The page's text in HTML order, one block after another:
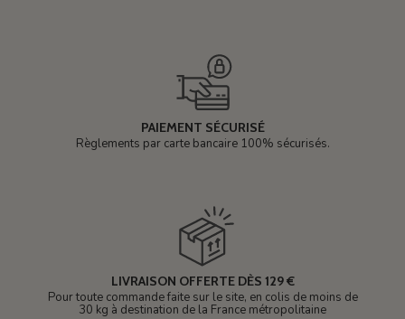
PAIEMENT SÉCURISÉ
Règlements par carte bancaire 100% sécurisés.
LIVRAISON OFFERTE DÈS 129 €
Pour toute commande faite sur le site, en colis de moins de
30 kg à destination de la France métropolitaine